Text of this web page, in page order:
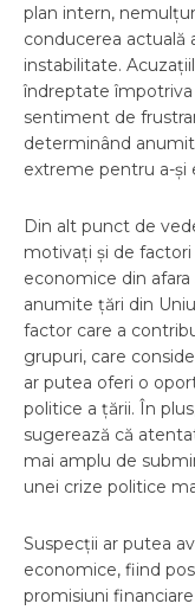
plan intern,
conducerea actuală
instabilitate.
îndreptate
sentiment de
determinând
extreme pentru a-și
Din alt punct de
motivați și de
economice din
anumite țări din
factor care a
grupuri, care
ar putea oferi o
politice a țării. În
sugerează că
mai amplu de
unei crize politice
Suspecții ar putea
economice, fiind
promisiuni